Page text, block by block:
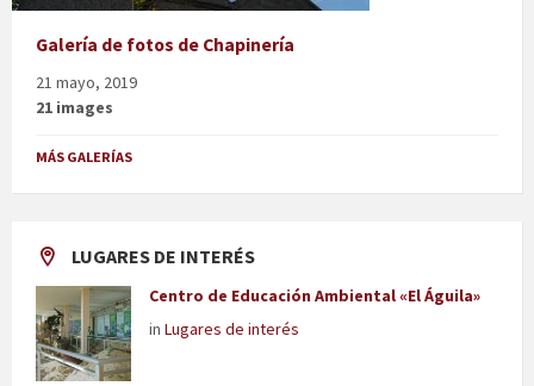
Galería de fotos de Chapinería
21 mayo, 2019
21 images
MÁS GALERÍAS
LUGARES DE INTERÉS
Centro de Educación Ambiental «El Águila»
in Lugares de interés